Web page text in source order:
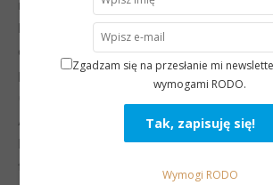
nie było sporu. Przeczytaj uważnie. W
komentarzu, powołując się w linku na
ocenie) wyjaśnienie, napisałem, że
powinien dopuścić do stosowania
Ad tertio: Ty też nie jesteś w stanie tego
Natomiast jeżeli chodzi o szariat, ktory
tym artykule wielokrotnie – to tu jest to
Zgadzam się na przesłanie mi
wymogami RODO.
Wymogi RODO